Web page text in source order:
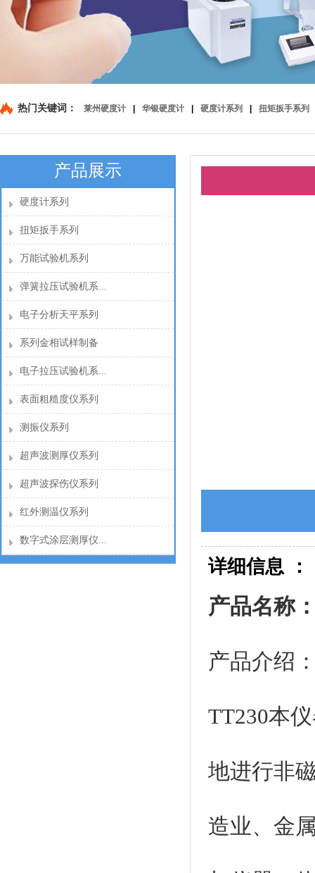
热门关键词： 莱州硬度计 华银硬度计 硬度计系列 扭矩扳手系列
产品展示
硬度计系列
扭矩扳手系列
万能试验机系列
弹簧拉压试验机系...
电子分析天平系列
系列金相试样制备
电子拉压试验机系...
表面粗糙度仪系列
测振仪系列
超声波测厚仪系列
超声波探伤仪系列
红外测温仪系列
数字式涂层测厚仪...
详细信息 ：
产品名称
产品介绍
TT230本
地进行非
造业、金